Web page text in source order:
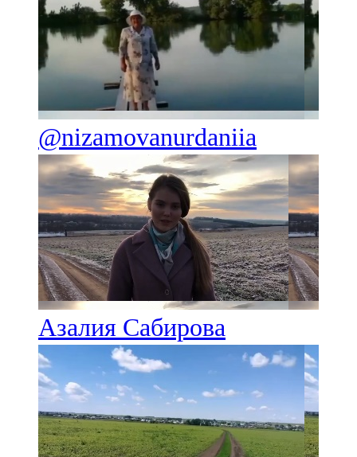
@nizamovanurdaniia
Азалия Сабирова